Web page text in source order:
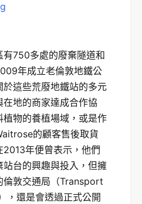
有750多處的廢棄隧道和
年成立老倫敦地鐵公
於這些荒廢地鐵站的多元
地的商家達成合作協
物的養植場域，或是作
的顧客售後取貨
2013年便曾表示，他們
台的興趣與投入，但擁
倫敦交通局（Transport
還是會透過正式公開